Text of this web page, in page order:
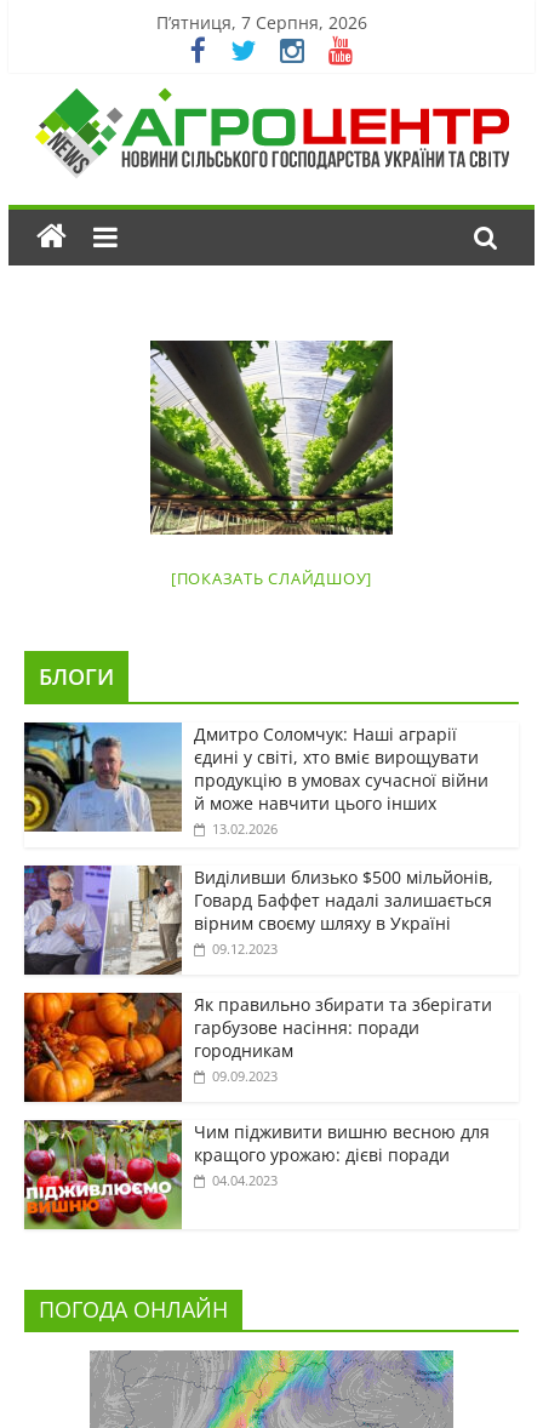
П’ятниця, 7 Серпня, 2026
[ПОКАЗАТЬ СЛАЙДШОУ]
БЛОГИ
Дмитро Соломчук: Наші аграрії
єдині у світі, хто вміє вирощувати
продукцію в умовах сучасної війни
й може навчити цього інших
13.02.2026
Виділивши близько $500 мільйонів,
Говард Баффет надалі залишається
вірним своєму шляху в Україні
09.12.2023
Як правильно збирати та зберігати
гарбузове насіння: поради
городникам
09.09.2023
Чим підживити вишню весною для
кращого урожаю: дієві поради
04.04.2023
ПОГОДА ОНЛАЙН